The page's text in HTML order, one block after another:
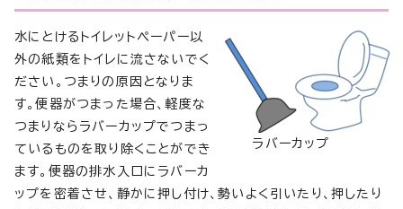
ラバーカップ
水にとけるトイレットぺーパー以
外の紙類をトイレに流さないでく
ださい。つまりの原因となりま
す。便器がつまった場合、軽度な
つまりならラバーカップでつまっ
ているものを取り除くことができ
ます。便器の排水入口にラバーカ
ップを密着させ、静かに押し付け、勢いよく引いたり、押したり